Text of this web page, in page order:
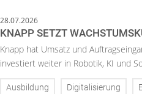
28.07.2026
KNAPP SETZT
Knapp hat Umsatz und
investiert weiter in Robotik, KI und
Ausbildung Digitalisierung